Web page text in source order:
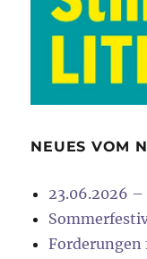
NEUES VOM
23.06.2026
Forderungen